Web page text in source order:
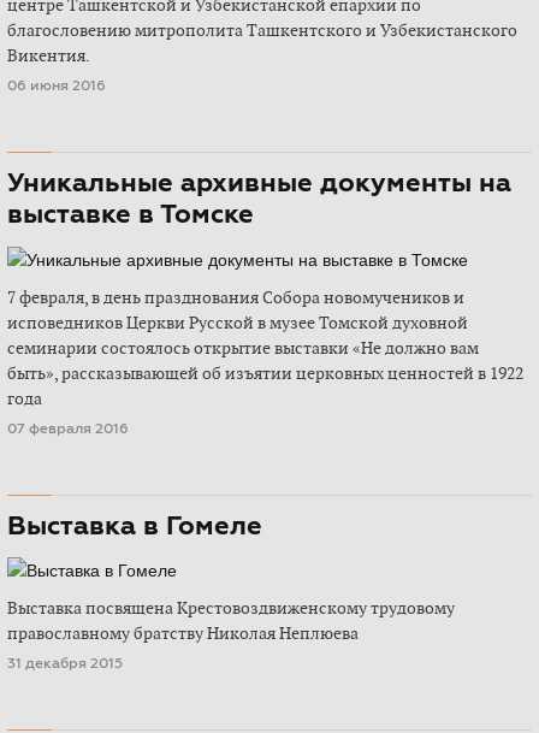
центре Ташкентской и Узбекистанской епархии по
благословению митрополита Ташкентского и Узбекистанского
Викентия.
06 июня 2016
Уникальные архивные документы на
выставке в Томске
7 февраля, в день празднования Собора новомучеников и
исповедников Церкви Русской в музее Томской духовной
семинарии состоялось открытие выставки «Не должно вам
быть», рассказывающей об изъятии церковных ценностей в 1922
года
07 февраля 2016
Выставка в Гомеле
Выставка посвящена Крестовоздвиженскому трудовому
православному братству Николая Неплюева
31 декабря 2015